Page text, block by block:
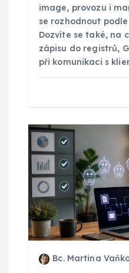
image, provozu i
se rozhodnout
Dozvíte se také, na
zápisu do registrů,
při komunikaci s
Bc. Martina